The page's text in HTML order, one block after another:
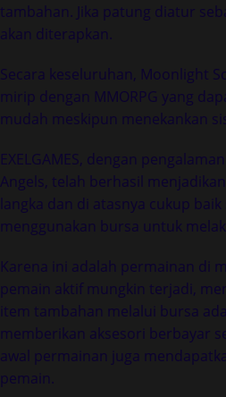
tambahan. Jika patung diatur
akan diterapkan.
Secara keseluruhan, Moonlight
mirip dengan MMORPG yang
mudah meskipun menekankan
EXELGAMES, dengan
Angels, telah berhasil
langka dan di atasnya cukup
menggunakan bursa untuk
Karena ini adalah permainan di
pemain aktif mungkin terjadi,
item tambahan melalui bursa
memberikan aksesori berbayar
awal permainan juga
pemain.